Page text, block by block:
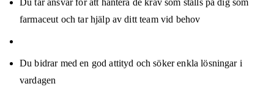
Du tar ansvar för att hantera de krav som ställs på dig som
farmaceut och tar hjälp av ditt team vid behov
Du bidrar med en god attityd och söker enkla lösningar i
vardagen